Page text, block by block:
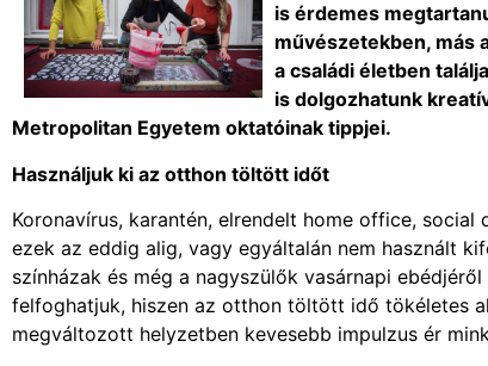
is érdemes
művészetekben, más
a családi életben
is dolgozhatunk
Metropolitan Egyetem oktatóinak tippjei.
Használjuk ki az otthon töltött időt
Koronavírus, karantén, elrendelt home office,
ezek az eddig alig, vagy egyáltalán nem használt
színházak és még a nagyszülők vasárnapi
felfoghatjuk, hiszen az otthon töltött idő tökéletes
megváltozott helyzetben kevesebb impulzus ér